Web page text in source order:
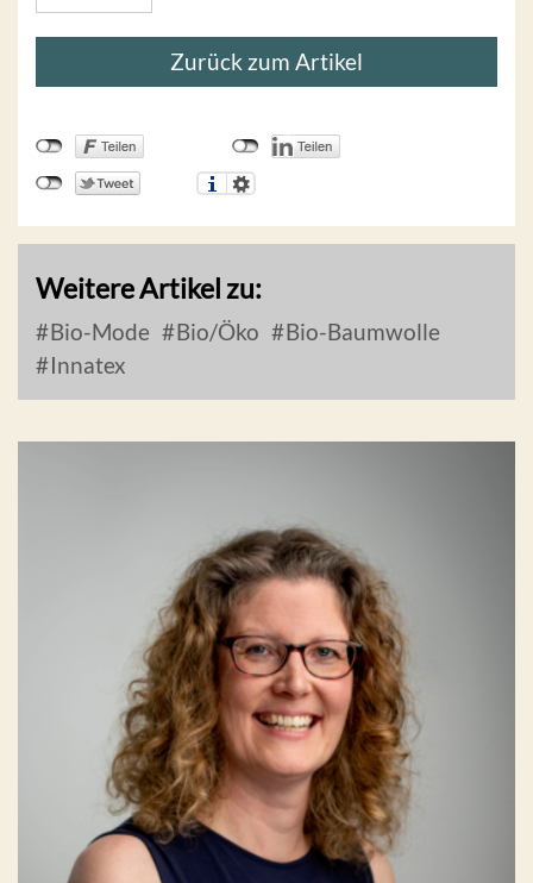
Zurück zum Artikel
Weitere Artikel zu:
Bio-Mode Bio/Öko
Bio-Baumwolle
Innatex